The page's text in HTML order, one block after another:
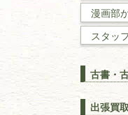
数
建
漢
易
漫画部
スタッ
古書・
【出張
りOK！
出張買